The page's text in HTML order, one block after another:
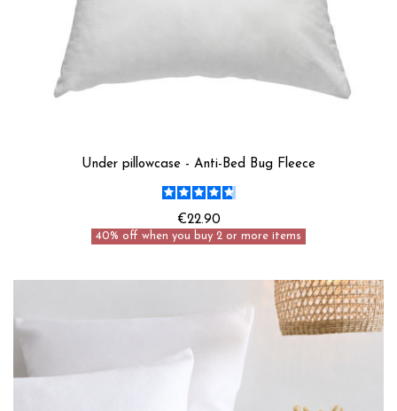
Under pillowcase - Anti-Bed Bug Fleece
€22.90
40% off when you buy 2 or more items